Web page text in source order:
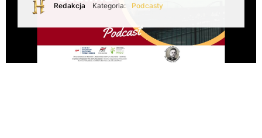
Redakcja Kategoria: Podcasty